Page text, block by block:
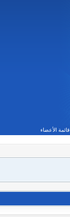
قائمة الأعضاء